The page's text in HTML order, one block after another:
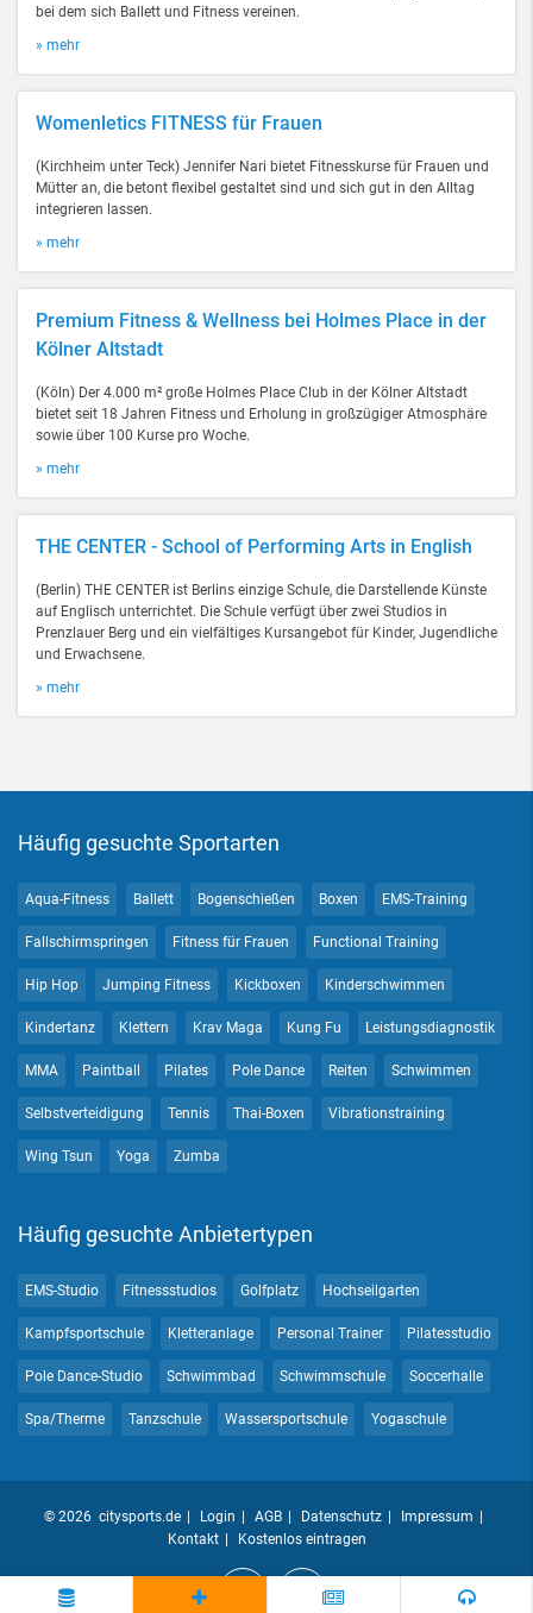
bei dem sich Ballett und Fitness vereinen.
» mehr
Womenletics FITNESS für Frauen
(Kirchheim unter Teck) Jennifer Nari bietet Fitnesskurse für Frauen und
Mütter an, die betont flexibel gestaltet sind und sich gut in den Alltag
integrieren lassen.
» mehr
Premium Fitness & Wellness bei Holmes Place in der
Kölner Altstadt
(Köln) Der 4.000 m² große Holmes Place Club in der Kölner Altstadt
bietet seit 18 Jahren Fitness und Erholung in großzügiger Atmosphäre
sowie über 100 Kurse pro Woche.
» mehr
THE CENTER - School of Performing Arts in English
(Berlin) THE CENTER ist Berlins einzige Schule, die Darstellende Künste
auf Englisch unterrichtet. Die Schule verfügt über zwei Studios in
Prenzlauer Berg und ein vielfältiges Kursangebot für Kinder, Jugendliche
und Erwachsene.
» mehr
Häufig gesuchte Sportarten
Aqua-Fitness Ballett Bogenschießen Boxen EMS-Training
Fallschirmspringen Fitness für Frauen Functional Training
Hip Hop Jumping Fitness Kickboxen Kinderschwimmen
Kindertanz Klettern Krav Maga Kung Fu Leistungsdiagnostik
MMA Paintball Pilates Pole Dance Reiten Schwimmen
Selbstverteidigung Tennis Thai-Boxen Vibrationstraining
Wing Tsun Yoga Zumba
Häufig gesuchte Anbietertypen
EMS-Studio Fitnessstudios Golfplatz Hochseilgarten
Kampfsportschule Kletteranlage Personal Trainer Pilatesstudio
Pole Dance-Studio Schwimmbad Schwimmschule Soccerhalle
Spa/Therme Tanzschule Wassersportschule Yogaschule
© 2026 citysports.de Login AGB Datenschutz
Impressum
Kontakt
Kostenlos eintragen